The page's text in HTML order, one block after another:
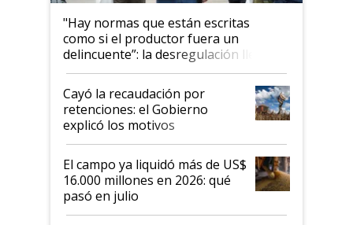
"Hay normas que están escritas
como si el productor fuera un
delincuente”: la desregulación llegó
al Congreso Aapresid y hasta se
habló del financiamiento al IPCVA
Cayó la recaudación por
retenciones: el Gobierno
explicó los motivos
El campo ya liquidó más de US$
16.000 millones en 2026: qué
pasó en julio